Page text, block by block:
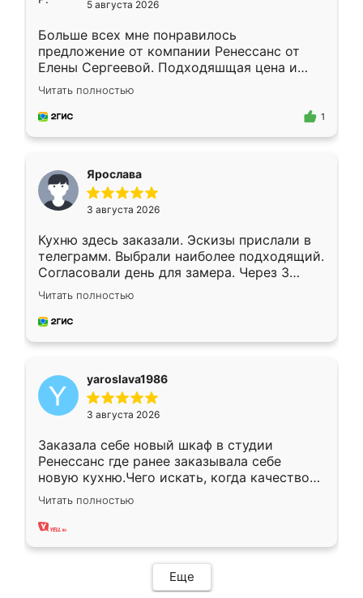
5 августа 2026
Больше всех мне понравилось
предложение от компании Ренессанс от
Елены Сергеевой. Подходяшщая цена и
короткие сроки изготовления. Приехавший
для замера сотрудник Владислав
предложил по моему эскизу самый
Читать полностью
1
Ярослава
3 августа 2026
Кухню здесь заказали. Эскизы прислали в
телеграмм. Выбрали наиболее подходящий.
Согласовали день для замера. Через 3
недели кухня была уже готова. Остались
довольны работой. Спасибо Ренессанс
мебель за качественную работу!
Читать полностью
yaroslava1986
3 августа 2026
Заказала себе новый шкаф в студии
Ренессанс где ранее заказывала себе
новую кухню.Чего искать, когда качеством
вполне довольна. Служит кухня уже почти
два года, нареканий нет.
Читать полностью
Еще